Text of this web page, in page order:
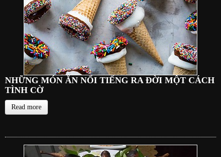
NHỮNG MÓN ĂN NỔI TIẾNG RA ĐỜI MỘT CÁCH
TÌNH CỜ
Read more